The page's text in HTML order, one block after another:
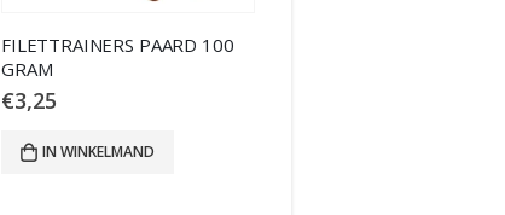
FILETTRAINERS PAARD 100
GRAM
€3,25
IN WINKELMAND